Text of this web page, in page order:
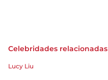
Celebridades relacionadas
Lucy Liu